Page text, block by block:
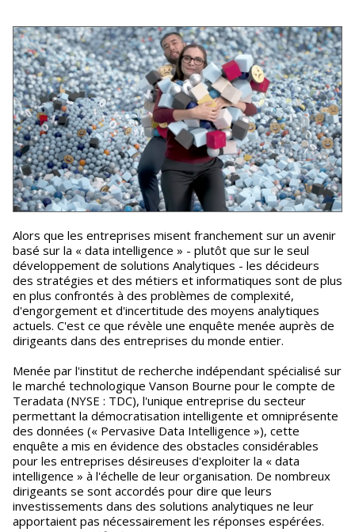
Alors que les entreprises misent franchement sur un avenir
basé sur la « data intelligence » - plutôt que sur le seul
développement de solutions Analytiques - les décideurs
des stratégies et des métiers et informatiques sont de plus
en plus confrontés à des problèmes de complexité,
d'engorgement et d'incertitude des moyens analytiques
actuels. C'est ce que révèle une enquête menée auprès de
dirigeants dans des entreprises du monde entier.
Menée par l'institut de recherche indépendant spécialisé sur
le marché technologique Vanson Bourne pour le compte de
Teradata (NYSE : TDC), l'unique entreprise du secteur
permettant la démocratisation intelligente et omniprésente
des données (« Pervasive Data Intelligence »), cette
enquête a mis en évidence des obstacles considérables
pour les entreprises désireuses d'exploiter la « data
intelligence » à l'échelle de leur organisation. De nombreux
dirigeants se sont accordés pour dire que leurs
investissements dans des solutions analytiques ne leur
apportaient pas nécessairement les réponses espérées.